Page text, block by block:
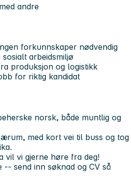
andre
forkunnskaper nødvendig
arbeidsmiljø
produksjon og logistikk
for riktig kandidat
norsk, både muntlig og
med kort vei til buss og tog
vil vi gjerne høre fra deg!
send inn søknad og CV så